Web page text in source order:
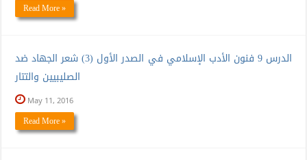
Read More »
الدرس 9 فنون الأدب الإسلامي في الصدر الأول (3) شعر الجهاد ضد
الصليبيين والتتار
May 11, 2016
Read More »